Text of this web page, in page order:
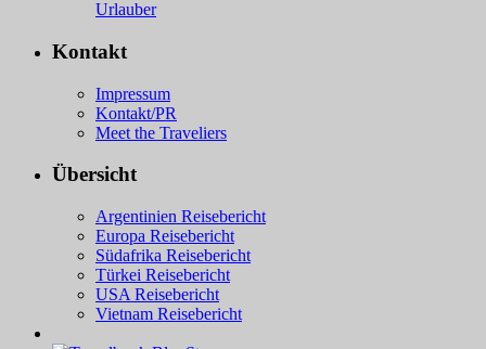
Urlauber
Kontakt
Impressum
Kontakt/PR
Meet the Traveliers
Übersicht
Argentinien Reisebericht
Europa Reisebericht
Südafrika Reisebericht
Türkei Reisebericht
USA Reisebericht
Vietnam Reisebericht